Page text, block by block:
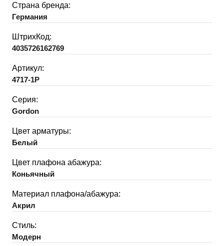
Страна бренда:
Германия
ШтрихКод:
4035726162769
Артикул:
4717-1P
Серия:
Gordon
Цвет арматуры:
Белый
Цвет плафона абажура:
Коньячный
Материал плафона/абажура:
Акрил
Стиль:
Модерн